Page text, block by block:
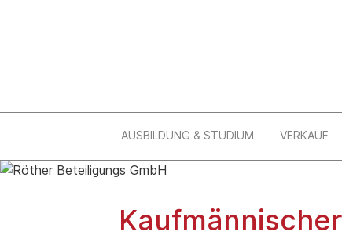
AUSBILDUNG & STUDIUM VERKAUF